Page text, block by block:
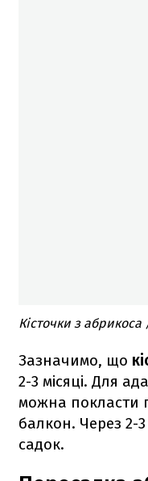
Кісточки з
Зазначимо, що
2-3 місяці. Для
можна покласти
балкон. Через 2-
садок.